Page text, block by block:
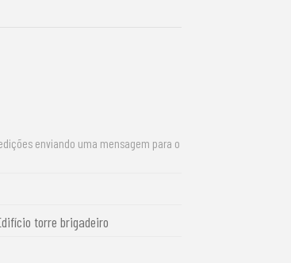
enviando uma mensagem para o
torre brigadeiro